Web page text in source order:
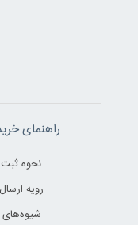
راهنمای
نحوه
رویه